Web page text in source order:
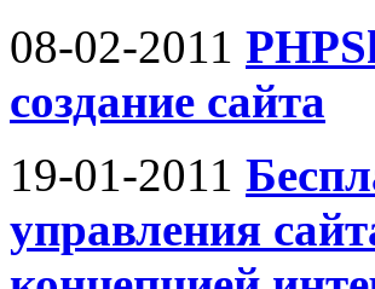
08-02-2011
создание сайта
19-01-2011
управления